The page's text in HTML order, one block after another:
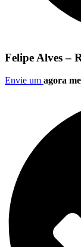
Felipe Alves –
Envie um agora